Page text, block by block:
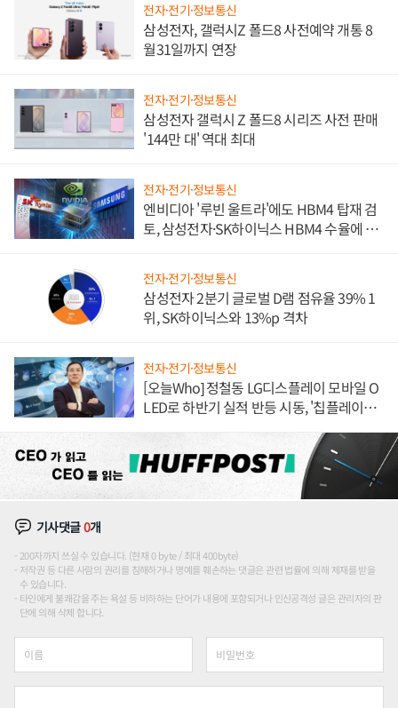
전자·전기·정보통신
삼성전자, 갤럭시Z 폴드8 사전예약 개통 8
월31일까지 연장
전자·전기·정보통신
삼성전자 갤럭시 Z 폴드8 시리즈 사전 판매
'144만 대' 역대 최대
전자·전기·정보통신
엔비디아 '루빈 울트라'에도 HBM4 탑재 검
토, 삼성전자·SK하이닉스 HBM4 수율에 주
전자·전기·정보통신
삼성전자 2분기 글로벌 D램 점유율 39% 1
위, SK하이닉스와 13%p 격차
전자·전기·정보통신
[오늘Who] 정철동 LG디스플레이 모바일 O
LED로 하반기 실적 반등 시동, '칩플레이
기사댓글0개
200자까지 쓰실 수 있습니다. (현재 0 byte / 최대 400byte)
저작권 등 다른 사람의 권리를 침해하거나 명예를 훼손하는 댓글은 관련 법률에 의해 제재를 받을
수 있습니다.
타인에게 불쾌감을 주는 욕설 등 비하하는 단어가 내용에 포함되거나 인신공격성 글은 관리자의 판
단에 의해 삭제 합니다.